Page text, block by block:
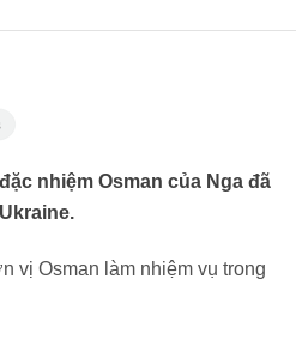
nhiệm Osman của Nga đã
vị Osman làm nhiệm vụ trong